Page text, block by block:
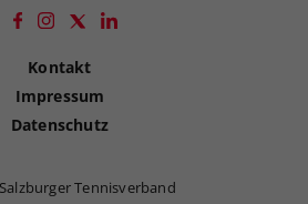
Kontakt
Impressum
Datenschutz
Tennisverband